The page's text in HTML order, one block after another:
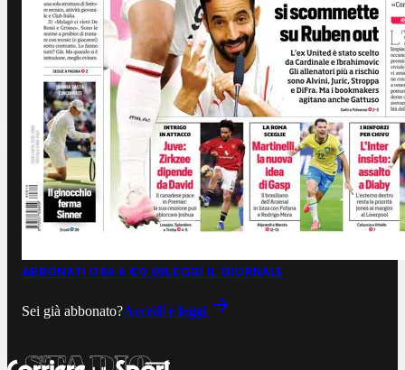
ABBONATI ORA A €0,99LEGGI IL GIORNALE
Sei già abbonato?Accedi e leggi